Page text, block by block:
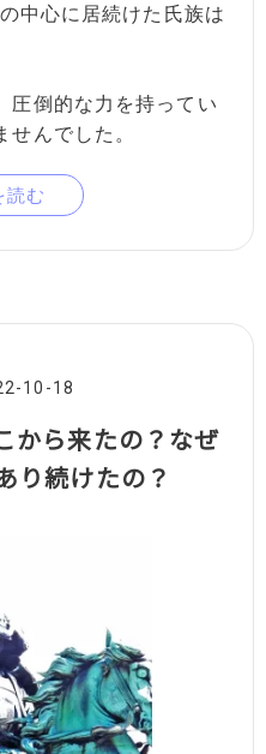
中心に居続けた氏族は
圧倒的な力を持ってい
んでした。
読む
10-18
から来たの？なぜ
り続けたの？